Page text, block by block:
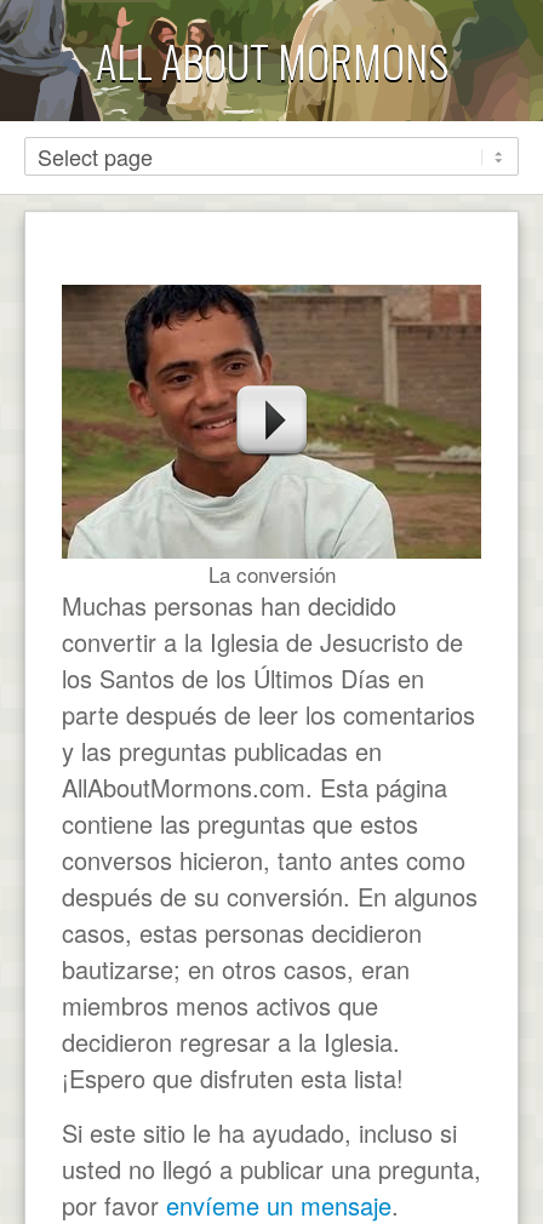
ALL ABOUT MORMONS
La conversión
Muchas personas han decidido
convertir a la Iglesia de Jesucristo de
los Santos de los Últimos Días en
parte después de leer los comentarios
y las preguntas publicadas en
AllAboutMormons.com. Esta página
contiene las preguntas que estos
conversos hicieron, tanto antes como
después de su conversión. En algunos
casos, estas personas decidieron
bautizarse; en otros casos, eran
miembros menos activos que
decidieron regresar a la Iglesia.
¡Espero que disfruten esta lista!
Si este sitio le ha ayudado, incluso si
usted no llegó a publicar una pregunta,
por favor envíeme un mensaje.